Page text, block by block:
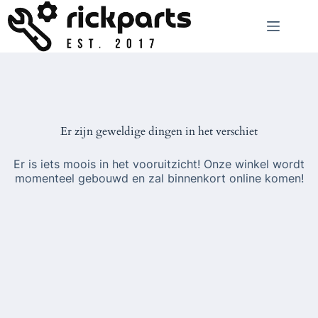
naar
de
inhoud
Er zijn geweldige dingen in het verschiet
Er is iets moois in het vooruitzicht! Onze winkel wordt
momenteel gebouwd en zal binnenkort online komen!